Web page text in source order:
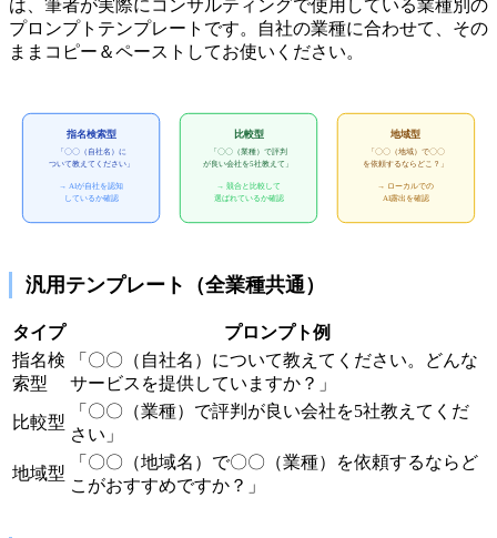
は、筆者が実際にコンサルティングで使用している業種別の
プロンプトテンプレートです。自社の業種に合わせて、その
ままコピー＆ペーストしてお使いください。
指名検索型
「〇〇（自社名）に
ついて教えてください」
→ AIが自社を認知
しているか確認
比較型
「〇〇（業種）で評判
が良い会社を5社教えて」
→ 競合と比較して
選ばれているか確認
地域型
「〇〇（地域）で〇〇
を依頼するならどこ？」
→ ローカルでの
AI露出を確認
汎用テンプレート（全業種共通）
タイプ
プロンプト例
指名検
索型
「〇〇（自社名）について教えてください。どんな
サービスを提供していますか？」
比較型
「〇〇（業種）で評判が良い会社を5社教えてくだ
さい」
地域型
「〇〇（地域名）で〇〇（業種）を依頼するならど
こがおすすめですか？」